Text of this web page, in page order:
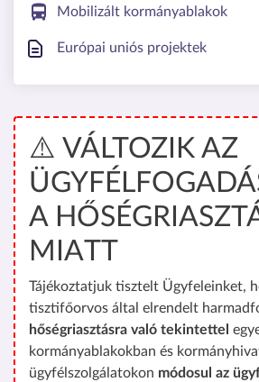
Mobilizált kormányablakok
Európai uniós projektek
⚠️ VÁLTOZIK AZ
A
MIATT
Tájékoztatjuk tisztelt Ügyfeleinket,
tisztifőorvos által elrendelt
hőségriasztásra való tekintettel
kormányablakokban és
ügyfélszolgálatokon módosul az